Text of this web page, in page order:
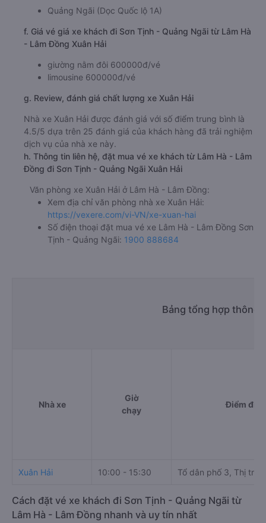
Quảng Ngãi (Dọc Quốc lộ 1A)
f. Giá vé giá xe khách đi Sơn Tịnh - Quảng Ngãi từ Lâm Hà
- Lâm Đồng Xuân Hải
giường nằm đôi 600000đ/vé
limousine 600000đ/vé
g. Review, đánh giá chất lượng xe Xuân Hải
Nhà xe Xuân Hải được đánh giá với số điểm trung bình là
4.5/5 dựa trên 25 đánh giá của khách hàng đã trải nghiệm
dịch vụ của nhà xe này.
h. Thông tin liên hệ, đặt mua vé xe khách từ Lâm Hà - Lâm
Đồng đi Sơn Tịnh - Quảng Ngãi Xuân Hải
Văn phòng xe Xuân Hải ở Lâm Hà - Lâm Đồng:
Xem địa chỉ văn phòng nhà xe Xuân Hải:
https://vexere.com/vi-VN/xe-xuan-hai
Số điện thoại đặt mua vé xe Lâm Hà - Lâm Đồng Sơn
Tịnh - Quảng Ngãi: 1900 888684
Bảng tổng hợp thông
Nhà xe
Giờ
chạy
Điểm đi
Xuân Hải 10:00 - 15:30 Tổ dân phố 3, Thị trấn
Cách đặt vé xe khách đi Sơn Tịnh - Quảng Ngãi từ
Lâm Hà - Lâm Đồng nhanh và uy tín nhất